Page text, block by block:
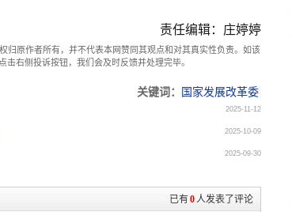
责任编辑：庄婷婷
归原作者所有，并不代表本网赞同其观点和对其真实性负责。如该
击右侧投诉按钮，我们会及时反馈并处理完毕。
关键词：
国家发展改革委
2025-11-12
2025-10-09
2025-09-30
已有0人发表了评论